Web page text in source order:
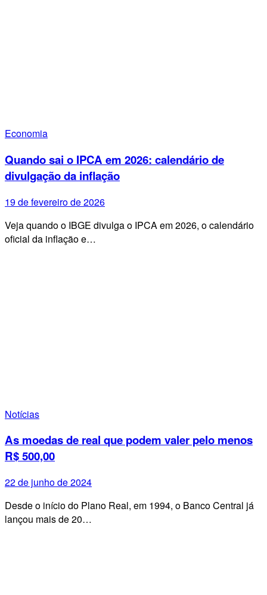
Economia
Quando sai o IPCA em 2026: calendário de
divulgação da inflação
19 de fevereiro de 2026
Veja quando o IBGE divulga o IPCA em 2026, o calendário
oficial da inflação e…
Notícias
As moedas de real que podem valer pelo menos
R$ 500,00
22 de junho de 2024
Desde o início do Plano Real, em 1994, o Banco Central já
lançou mais de 20…